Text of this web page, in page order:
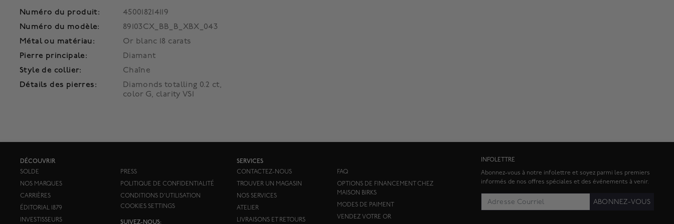
Numéro du produit:
450018214119
Numéro du modèle:
89103CX_BB_B_XBX_043
Métal ou matériau:
Or blanc 18 carats
Pierre principale:
Diamant
Style de collier:
Chaîne
Détails des pierres:
Diamonds totalling 0.2 ct,
color G, clarity VS1
DÉCOUVRIR
SOLDE
NOS MARQUES
CARRIÈRES
ÉDITORIAL 1879
INVESTISSEURS
PRESS
POLITIQUE DE CONFIDENTIALITÉ
CONDITIONS D'UTILISATION
COOKIES SETTINGS
SUIVEZ-NOUS:
SERVICES
CONTACTEZ-NOUS
TROUVER UN MAGASIN
NOS SERVICES
ATELIER
LIVRAISONS ET RETOURS
FAQ
OPTIONS DE FINANCEMENT CHEZ
MAISON BIRKS
MODES DE PAIMENT
VENDEZ VOTRE OR
INFOLETTRE
Abonnez-vous à notre infolettre et soyez parmi les premiers
informés de nos offres spéciales et des événements à venir.
ABONNEZ-VOUS